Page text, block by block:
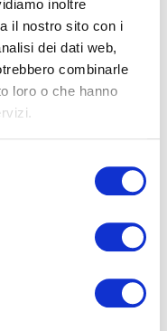
inoltre
il nostro sito con i
dei dati web,
combinarle
loro o che hanno
competenze
scolastica nella
alcun riassunto in quanto
A.F. 2026/2027
necessari per il prossimo